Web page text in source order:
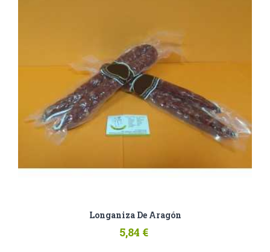
Longaniza De Aragón
5,84 €